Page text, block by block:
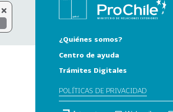
¿Quiénes somos?
Centro de ayuda
Trámites Digitales
POLÍTICAS DE PRIVACIDAD